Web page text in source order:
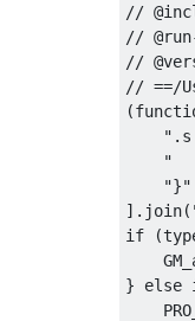
//
//
//
// ==/
"
    "}"
if
} else